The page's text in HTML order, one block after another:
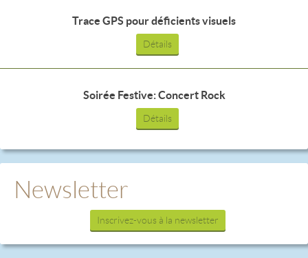
Trace GPS pour déficients visuels
Détails
Soirée Festive: Concert Rock
Détails
Newsletter
Inscrivez-vous à la newsletter